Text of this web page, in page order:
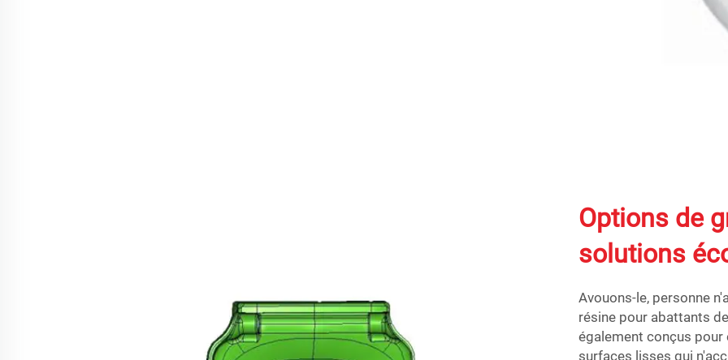
Options de
solutions
Avouons-le, personne
résine pour abattants
également conçus pour
surfaces lisses qui